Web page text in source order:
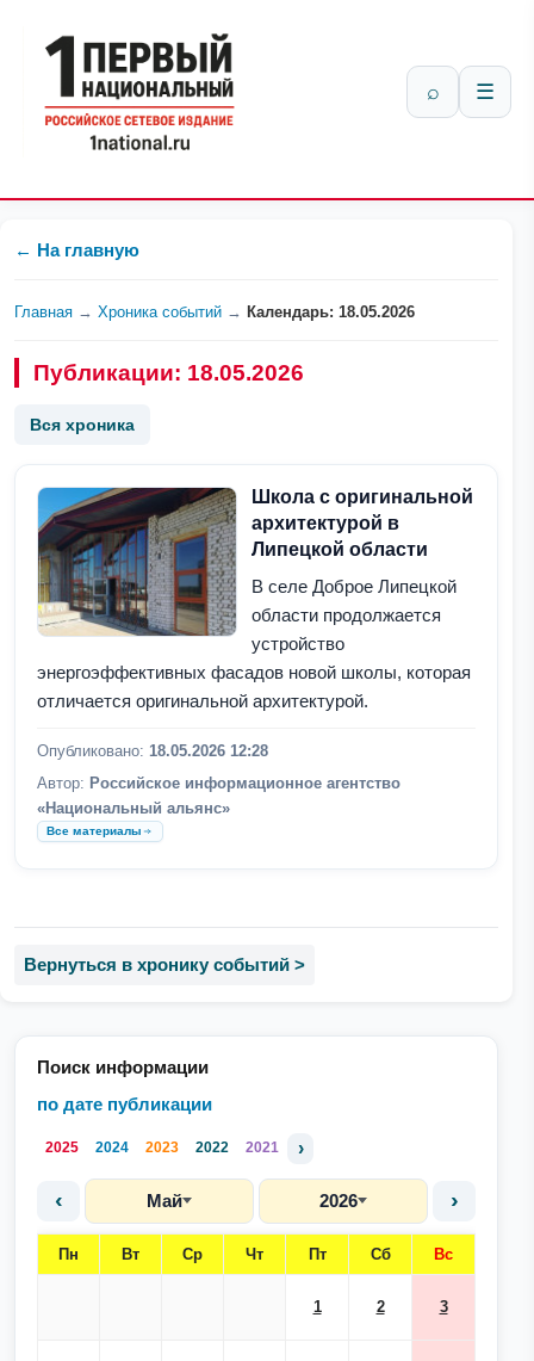
⌕ ☰
Поиск информации
по дате публикации
2025 2024 2023 2022 2021 ›
‹ Май 2026 ›
Пн Вт Ср Чт Пт Сб Вс
1 2 3
← На главную
Главная → Хроника событий → Календарь: 18.05.2026
Публикации: 18.05.2026
Вся хроника
Школа с оригинальной
архитектурой в
Липецкой области
В селе Доброе Липецкой
области продолжается
устройство
энергоэффективных фасадов новой школы, которая
отличается оригинальной архитектурой.
Опубликовано: 18.05.2026 12:28
Автор: Российское информационное агентство
«Национальный альянс»
Все материалы
Вернуться в хронику событий >